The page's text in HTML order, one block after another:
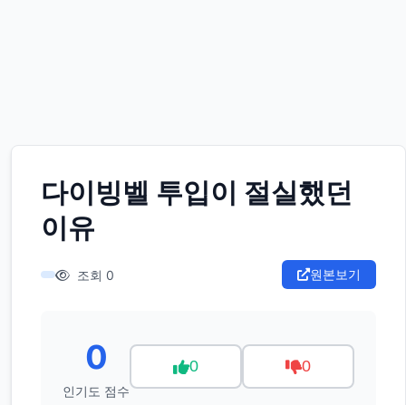
다이빙벨 투입이 절실했던
이유
조회 0 원본보기
0
인기도 점수
0 0